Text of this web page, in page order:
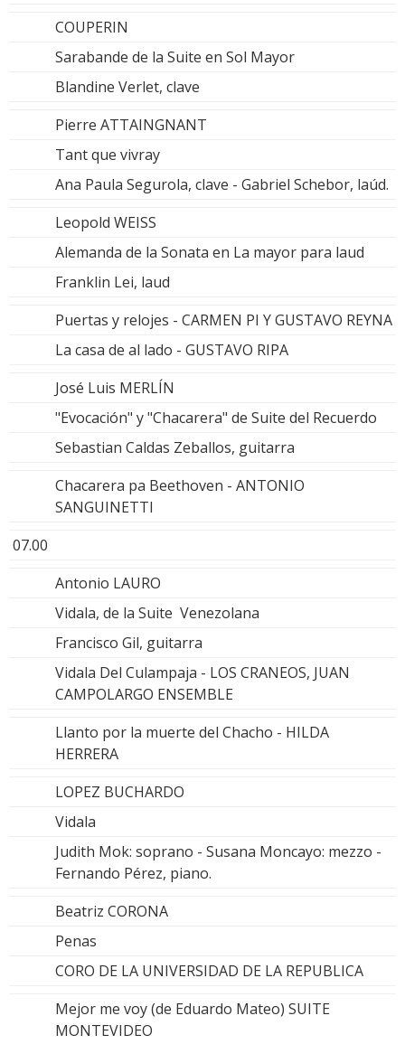
COUPERIN
Sarabande de la Suite en Sol Mayor
Blandine Verlet, clave
Pierre ATTAINGNANT
Tant que vivray
Ana Paula Segurola, clave - Gabriel Schebor, laúd.
Leopold WEISS
Alemanda de la Sonata en La mayor para laud
Franklin Lei, laud
Puertas y relojes - CARMEN PI Y GUSTAVO REYNA
La casa de al lado - GUSTAVO RIPA
José Luis MERLÍN
"Evocación" y "Chacarera" de Suite del Recuerdo
Sebastian Caldas Zeballos, guitarra
Chacarera pa Beethoven - ANTONIO
SANGUINETTI
07.00
Antonio LAURO
Vidala, de la Suite Venezolana
Francisco Gil, guitarra
Vidala Del Culampaja - LOS CRANEOS, JUAN
CAMPOLARGO ENSEMBLE
Llanto por la muerte del Chacho - HILDA
HERRERA
LOPEZ BUCHARDO
Vidala
Judith Mok: soprano - Susana Moncayo: mezzo -
Fernando Pérez, piano.
Beatriz CORONA
Penas
CORO DE LA UNIVERSIDAD DE LA REPUBLICA
Mejor me voy (de Eduardo Mateo) SUITE
MONTEVIDEO